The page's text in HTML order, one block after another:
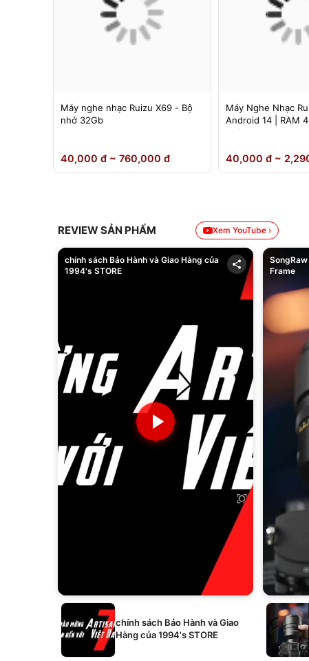
Máy nghe nhạc Ruizu X69 - Bộ
nhớ 32Gb
40,000 đ ~ 760,000 đ
Máy Nghe Nhạc
Android 14 | RAM
Chính Hãng
40,000 đ ~
REVIEW SẢN PHẨM Xem YouTube ›
chính sách Bảo Hành và Giao Hàng của
1994's STORE
chính sách Bảo Hành và Giao
Hàng của 1994's STORE
Frame